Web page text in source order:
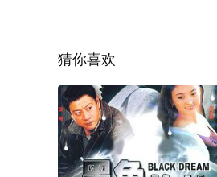
猜你喜欢